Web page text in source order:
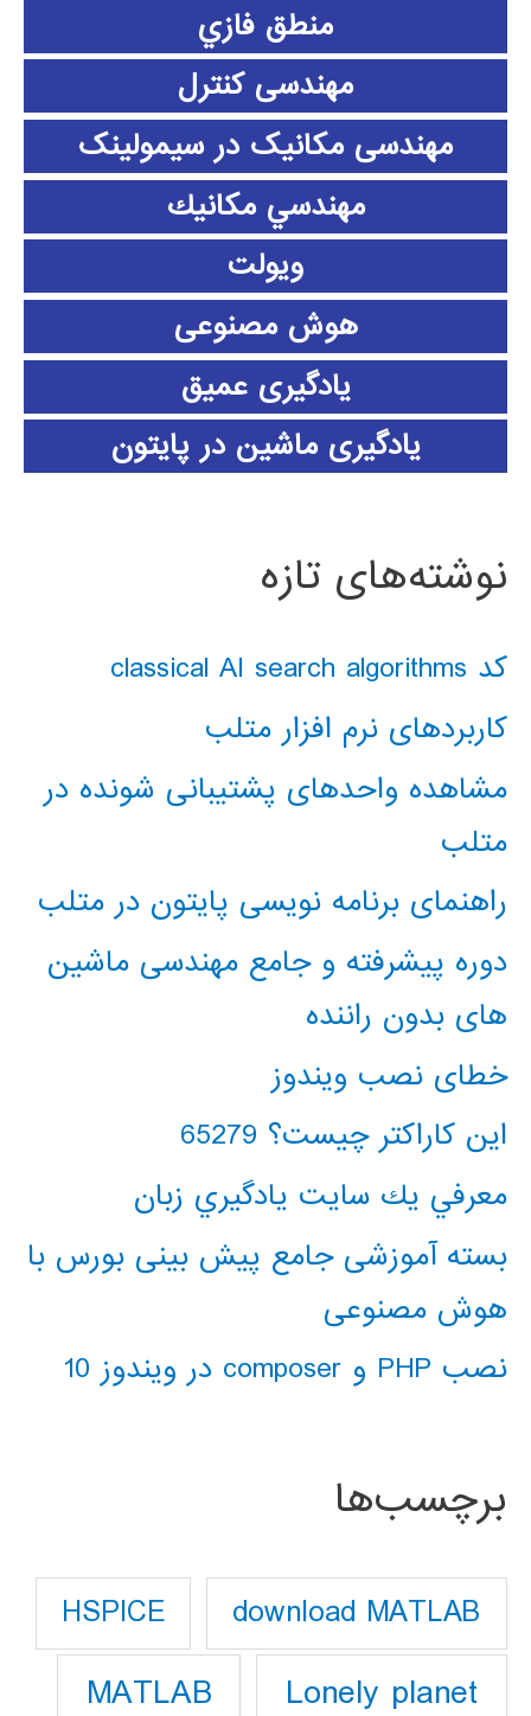
منطق فازي
مهندسی کنترل
مهندسی مکانیک در سیمولینک
مهندسي مكانيك
ویولت
هوش مصنوعی
یادگیری عمیق
یادگیری ماشین در پایتون
نوشته‌های تازه
کد classical AI search algorithms
کاربردهای نرم افزار متلب
مشاهده واحدهای پشتیبانی شونده در
متلب
راهنمای برنامه نویسی پایتون در متلب
دوره پیشرفته و جامع مهندسی ماشین
های بدون راننده
خطای نصب ویندوز
این کاراکتر چیست؟ 65279
معرفي يك سايت يادگيري زبان
بسته آموزشی جامع پیش بینی بورس با
هوش مصنوعی
نصب PHP و composer در ویندوز 10
برچسب‌ها
download MATLAB
HSPICE
Lonely planet
MATLAB